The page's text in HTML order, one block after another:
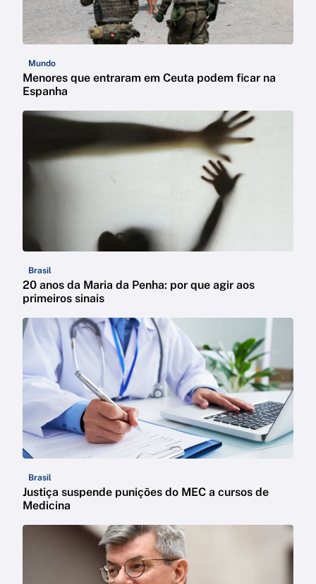
Mundo
Menores que entraram em Ceuta podem ficar na
Espanha
Brasil
20 anos da Maria da Penha: por que agir aos
primeiros sinais
Brasil
Justiça suspende punições do MEC a cursos de
Medicina